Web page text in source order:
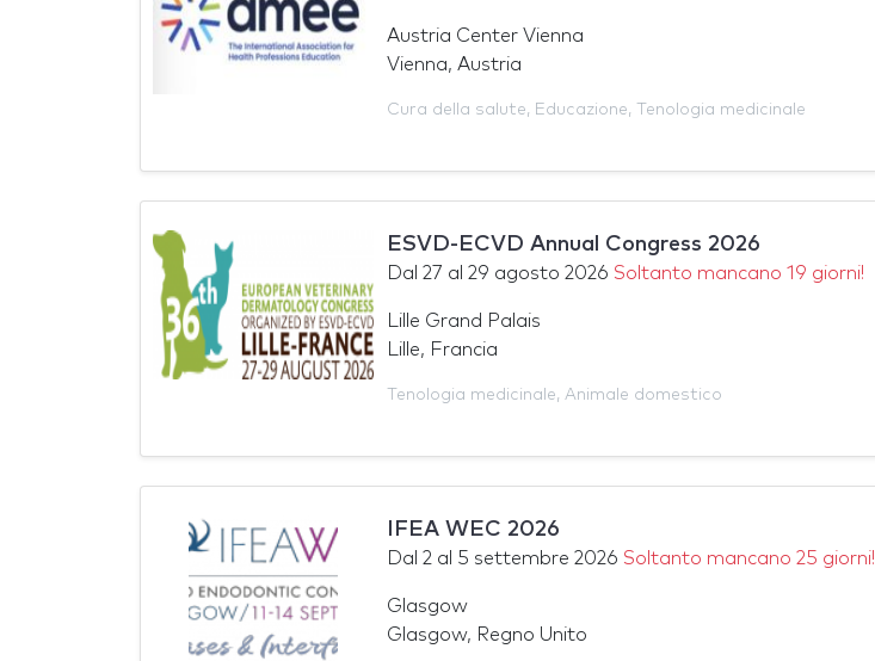
Austria Center Vienna
Vienna, Austria
Cura della salute, Educazione, Tenologia medicinale
ESVD-ECVD Annual Congress 2026
Dal 27 al 29 agosto 2026 Soltanto mancano 19 giorni!
Lille Grand Palais
Lille, Francia
Tenologia medicinale, Animale domestico
IFEA WEC 2026
Dal 2 al 5 settembre 2026 Soltanto mancano 25 giorni!
Glasgow
Glasgow, Regno Unito